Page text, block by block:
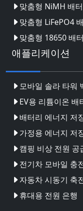
맞춤형 NiMH 배
맞춤형 LiFePO4
맞춤형 18650 배
애플리케이션
모바일 솔라 타워
EV용 리튬이온 배
배터리 에너지 저
가정용 에너지 저
캠핑 비상 전원 공
전기차 모바일 충
자동차 시동기 축
휴대용 전원 은행